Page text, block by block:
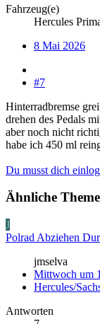
Fahrzeug(e)
Hercules
8 Mai 2026
#7
Hinterradbremse
drehen des Pedals
aber noch nicht
habe ich 450 ml
Du musst dich
Ähnliche
J
Polrad Abziehen
jmselva
Mittwoch um
Hercules/
Antworten